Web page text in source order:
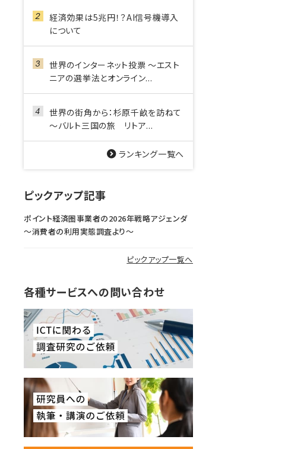
経済効果は5兆円！？AI信号機導入
について
世界のインターネット投票 ～エスト
ニアの選挙法とオンライン...
世界の街角から：杉原千畝を訪ねて
～バルト三国の旅 リトア...
ランキング一覧へ
ピックアップ記事
ポイント経済圏事業者の2026年戦略アジェンダ
〜消費者の利用実態調査より〜
ピックアップ一覧へ
各種サービスへの問い合わせ